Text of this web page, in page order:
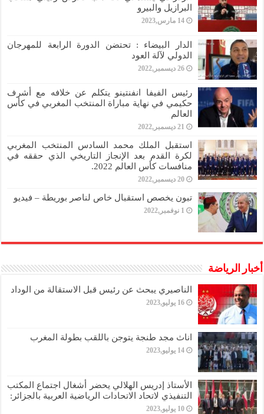
البرازيل والبيرو
14 مارس,2023
الدار البيضاء : تحتضن الدورة الرابعة للمهرجان
الدولي لآلة العود
26 ديسمبر,2022
رئيس الفيفا انفنتينو يتكلم عن خلافه مع أشرف
حكيمي في نهاية مباراة المنتخب المغربي في كأس
العالم
21 ديسمبر,2022
استقبل الملك محمد السادس المنتخب المغربي
لكرة القدم بعد الإنجاز التاريخي الذي حققه في
منافسات كأس العالم 2022.
20 ديسمبر,2022
تبون يخصص استقبال خاص لناصر بوريطة – فيديو
1 نوفمبر,2022
أخبار الرياضة
الناصيري يبحث عن رئيس قبل الاستقالة من الوداد
16 يوليو,2023
اناث مجد طنجة يتوجن باللقب بطولة المغرب
14 يوليو,2023
الأستاذ إدريس الهلالي يحضر أشغال اجتماع المكتب
التنفيذي لاتحاد الاتحادات الرياضية العربية بالجزائر:
10 يوليو,2023